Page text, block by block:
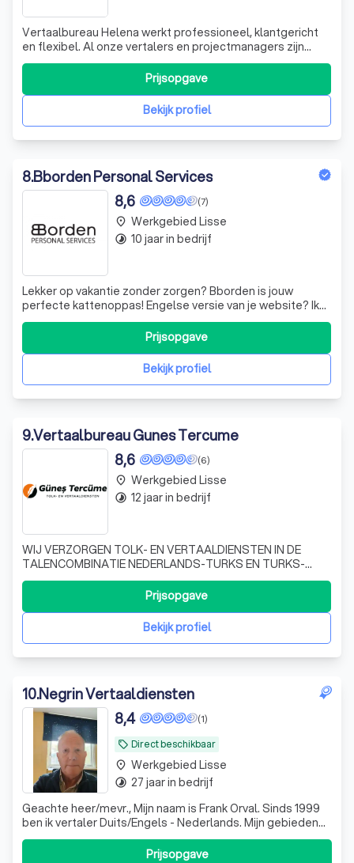
Vertaalbureau Helena werkt professioneel, klantgericht
en flexibel. Al onze vertalers en projectmanagers zijn
linguïsten en native speakers. Het formaat van
aangeleverde content vormt geen probleem want met
onze tools zorgen wij voor een goede technische
vertaling en efficiënt terminologiebeheer. De
Bekijk profiel
Prijsopgave
8.Bborden Personal Services
(7)
8,6
Lekker op vakantie zonder zorgen? Bborden is jouw
perfecte kattenoppas! Engelse versie van je website? Ik
maak een mooie vertaling! Stapeltjes papieren en niets
kunnen vinden? De Professional Organizer kan jou helpen!
Extra glans geven aan je trouwdag? Een beroepszanger
zorgt voor een muzikale omBekijk profiel
Prijsopgave
place Werkgebied Lisse
timelapse 10 jaar in bedrijf
9.Vertaalbureau Gunes Tercume
(6)
8,6
WIJ VERZORGEN TOLK- EN VERTAALDIENSTEN IN DE
TALENCOMBINATIE NEDERLANDS-TURKS EN TURKS-
NEDERLANDS Op onze website kunt u op uw gemak
nalezen welke diensten wij onder andere aanbieden. U
kunt een offerte aanvragen door het reactieformulier in te
vullen, ons een mail te sturen of ons te bellen.
Bekijk profiel
Prijsopgave
place Werkgebied Lisse
timelapse 12 jaar in bedrijf
10.Negrin Vertaaldiensten
local_offer Direct beschikbaar
(1)
8,4
Geachte heer/mevr., Mijn naam is Frank Orval. Sinds 1999
ben ik vertaler Duits/Engels - Nederlands. Mijn gebieden
zijn Technisch, Algemeen, Marketing. Ook werk ik met de
Prijsopgave
place Werkgebied Lisse
timelapse 27 jaar in bedrijf